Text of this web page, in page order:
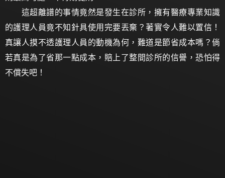
這超離譜的事情竟然是發生在診所，擁有醫療專業知識
的護理人員竟不知針具使用完要丟棄？著實令人難以置信！
真讓人摸不透護理人員的動機為何，難道是節省成本嗎？倘
若真是為了省那一點成本，賠上了整間診所的信譽，恐怕得
不償失吧！